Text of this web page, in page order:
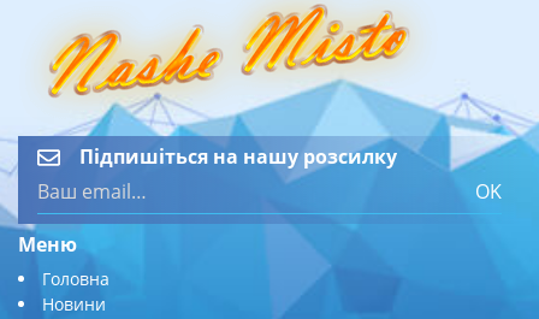
Підпишіться на нашу розсилку
OK
Меню
Головна
Новини